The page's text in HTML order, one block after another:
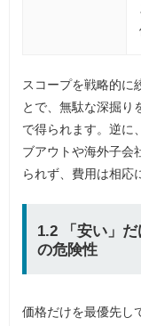
スコープを戦略的に
とで、無駄な深掘り
で得られます。逆に
ブアウトや海外子会
られず、費用は相応
1.2 「安い」
の危険性
価格だけを最優先し